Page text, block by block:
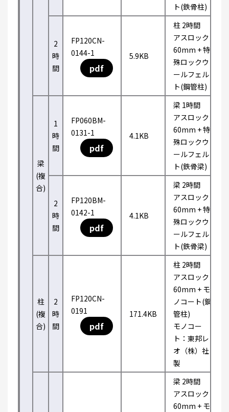
ト(鉄骨柱)
2
時
間
FP120CN-
0144-1
pdf
5.9KB
柱 2時間
アスロック
60mm + 特
殊ロックウ
ールフェル
ト(鋼管柱)
梁
(複
合)
1
時
間
FP060BM-
0131-1
pdf
4.1KB
梁 1時間
アスロック
60mm + 特
殊ロックウ
ールフェル
ト(鉄骨梁)
2
時
間
FP120BM-
0142-1
pdf
4.1KB
梁 2時間
アスロック
60mm + 特
殊ロックウ
ールフェル
ト(鉄骨梁)
柱
(複
合)
2
時
間
FP120CN-
0191
pdf
171.4KB
柱 2時間
アスロック
60mm + モ
ノコート(鋼
管柱)
モノコー
ト：東邦レ
オ（株）社
製
梁 2時間
アスロック
60mm + モ